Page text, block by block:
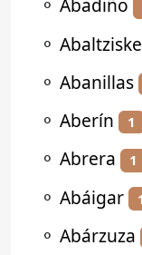
⚬ Abadiño
⚬
⚬ Abanillas
⚬ Aberín 1
⚬ Abrera 1
⚬ Abáigar
⚬ Abárzuza